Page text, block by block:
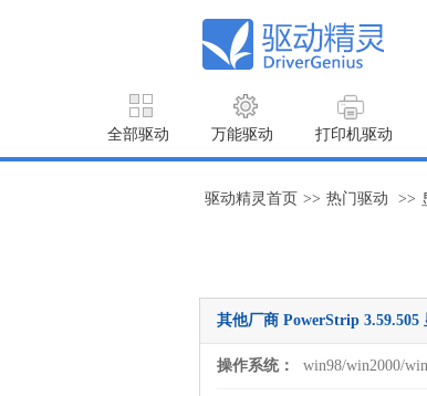
全部驱动 万能驱动 打印机驱动
驱动精灵首页 >> 热门驱动 >>
其他厂商 PowerStrip
操作系统： win98/win2000/